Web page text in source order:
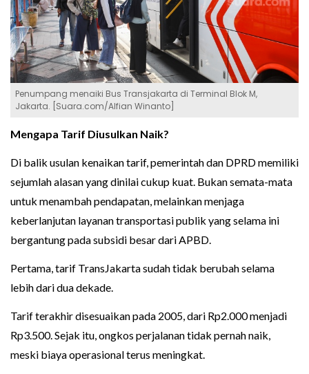
Penumpang menaiki Bus Transjakarta di Terminal Blok M,
Jakarta. [Suara.com/Alfian Winanto]
Mengapa Tarif Diusulkan Naik?
Di balik usulan kenaikan tarif, pemerintah dan DPRD memiliki
sejumlah alasan yang dinilai cukup kuat. Bukan semata-mata
untuk menambah pendapatan, melainkan menjaga
keberlanjutan layanan transportasi publik yang selama ini
bergantung pada subsidi besar dari APBD.
Pertama, tarif TransJakarta sudah tidak berubah selama
lebih dari dua dekade.
Tarif terakhir disesuaikan pada 2005, dari Rp2.000 menjadi
Rp3.500. Sejak itu, ongkos perjalanan tidak pernah naik,
meski biaya operasional terus meningkat.